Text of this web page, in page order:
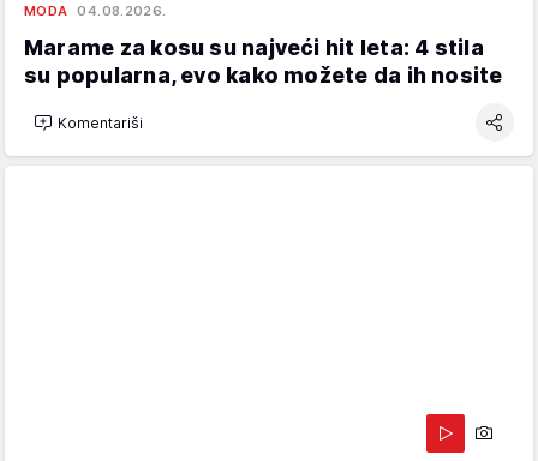
MODA 04.08.2026.
Marame za kosu su najveći hit leta: 4 stila
su popularna, evo kako možete da ih nosite
Komentariši